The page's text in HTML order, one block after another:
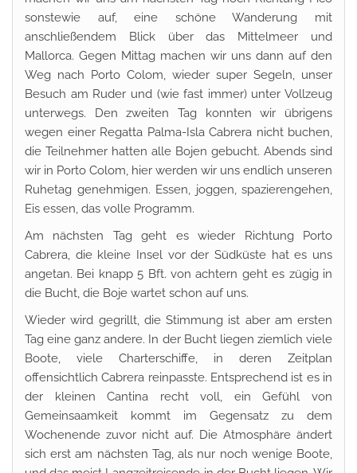
sonstewie auf, eine schöne Wanderung mit
anschließendem Blick über das Mittelmeer und
Mallorca. Gegen Mittag machen wir uns dann auf den
Weg nach Porto Colom, wieder super Segeln, unser
Besuch am Ruder und (wie fast immer) unter Vollzeug
unterwegs. Den zweiten Tag konnten wir übrigens
wegen einer Regatta Palma-Isla Cabrera nicht buchen,
die Teilnehmer hatten alle Bojen gebucht. Abends sind
wir in Porto Colom, hier werden wir uns endlich unseren
Ruhetag genehmigen. Essen, joggen, spazierengehen,
Eis essen, das volle Programm.
Am nächsten Tag geht es wieder Richtung Porto
Cabrera, die kleine Insel vor der Südküste hat es uns
angetan. Bei knapp 5 Bft. von achtern geht es zügig in
die Bucht, die Boje wartet schon auf uns.
Wieder wird gegrillt, die Stimmung ist aber am ersten
Tag eine ganz andere. In der Bucht liegen ziemlich viele
Boote, viele Charterschiffe, in deren Zeitplan
offensichtlich Cabrera reinpasste. Entsprechend ist es in
der kleinen Cantina recht voll, ein Gefühl von
Gemeinsaamkeit kommt im Gegensatz zu dem
Wochenende zuvor nicht auf. Die Atmosphäre ändert
sich erst am nächsten Tag, als nur noch wenige Boote,